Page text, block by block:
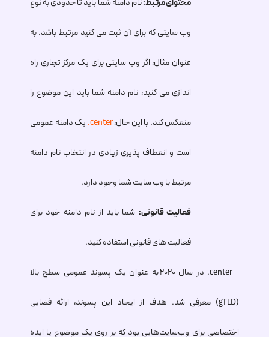
وب سایتی که برای آن ثبت می کنید مرتبط باشد. به
عنوان مثال، اگر وب سایتی برای یک مرکز تجاری راه
اندازی می کنید، نام دامنه شما باید این موضوع را
منعکس کند. با این حال،.center یک دامنه عمومی
است و انعطاف پذیری زیادی در انتخاب نام دامنه
مرتبط با وب سایت شما وجود دارد.
فعالیت قانونی: شما باید از نام دامنه خود برای
فعالیت های قانونی استفاده کنید.
.center در سال ۲۰۲۰ به عنوان یک پسوند عمومی سطح بالا
(gTLD) معرفی شد. هدف از ایجاد این پسوند، ارائه فضایی
اختصاصی برای وب‌سایت‌هایی بود که بر روی یک موضوع یا ایده